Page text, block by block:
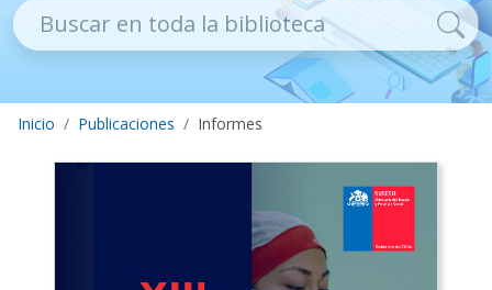
Inicio Publicaciones Informes